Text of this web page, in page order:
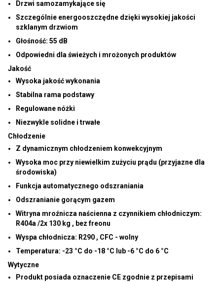
Drzwi samozamykające się
Szczególnie energooszczędne dzięki wysokiej jakości
szklanym drzwiom
Głośność: 55 dB
Odpowiedni dla świeżych i mrożonych produktów
Jakość
Wysoka jakość wykonania
Stabilna rama podstawy
Regulowane nóżki
Niezwykle solidne i trwałe
Chłodzenie
Z dynamicznym chłodzeniem konwekcyjnym
Wysoka moc przy niewielkim zużyciu prądu (przyjazne dla
środowiska)
Funkcja automatycznego odszraniania
Odszranianie gorącym gazem
Witryna mroźnicza naścienna z czynnikiem chłodniczym:
R404a /2x 130 kg , bez freonu
Wyspa chłodnicza: R290 , CFC - wolny
Temperatura: -23 °C do -18 °C lub -6 °C do 6 °C
Wytyczne
Produkt posiada oznaczenie CE zgodnie z przepisami